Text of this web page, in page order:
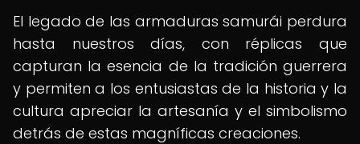
El legado de las armaduras samurái perdura
hasta nuestros días, con réplicas que
capturan la esencia de la tradición guerrera
y permiten a los entusiastas de la historia y la
cultura apreciar la artesanía y el simbolismo
detrás de estas magníficas creaciones.